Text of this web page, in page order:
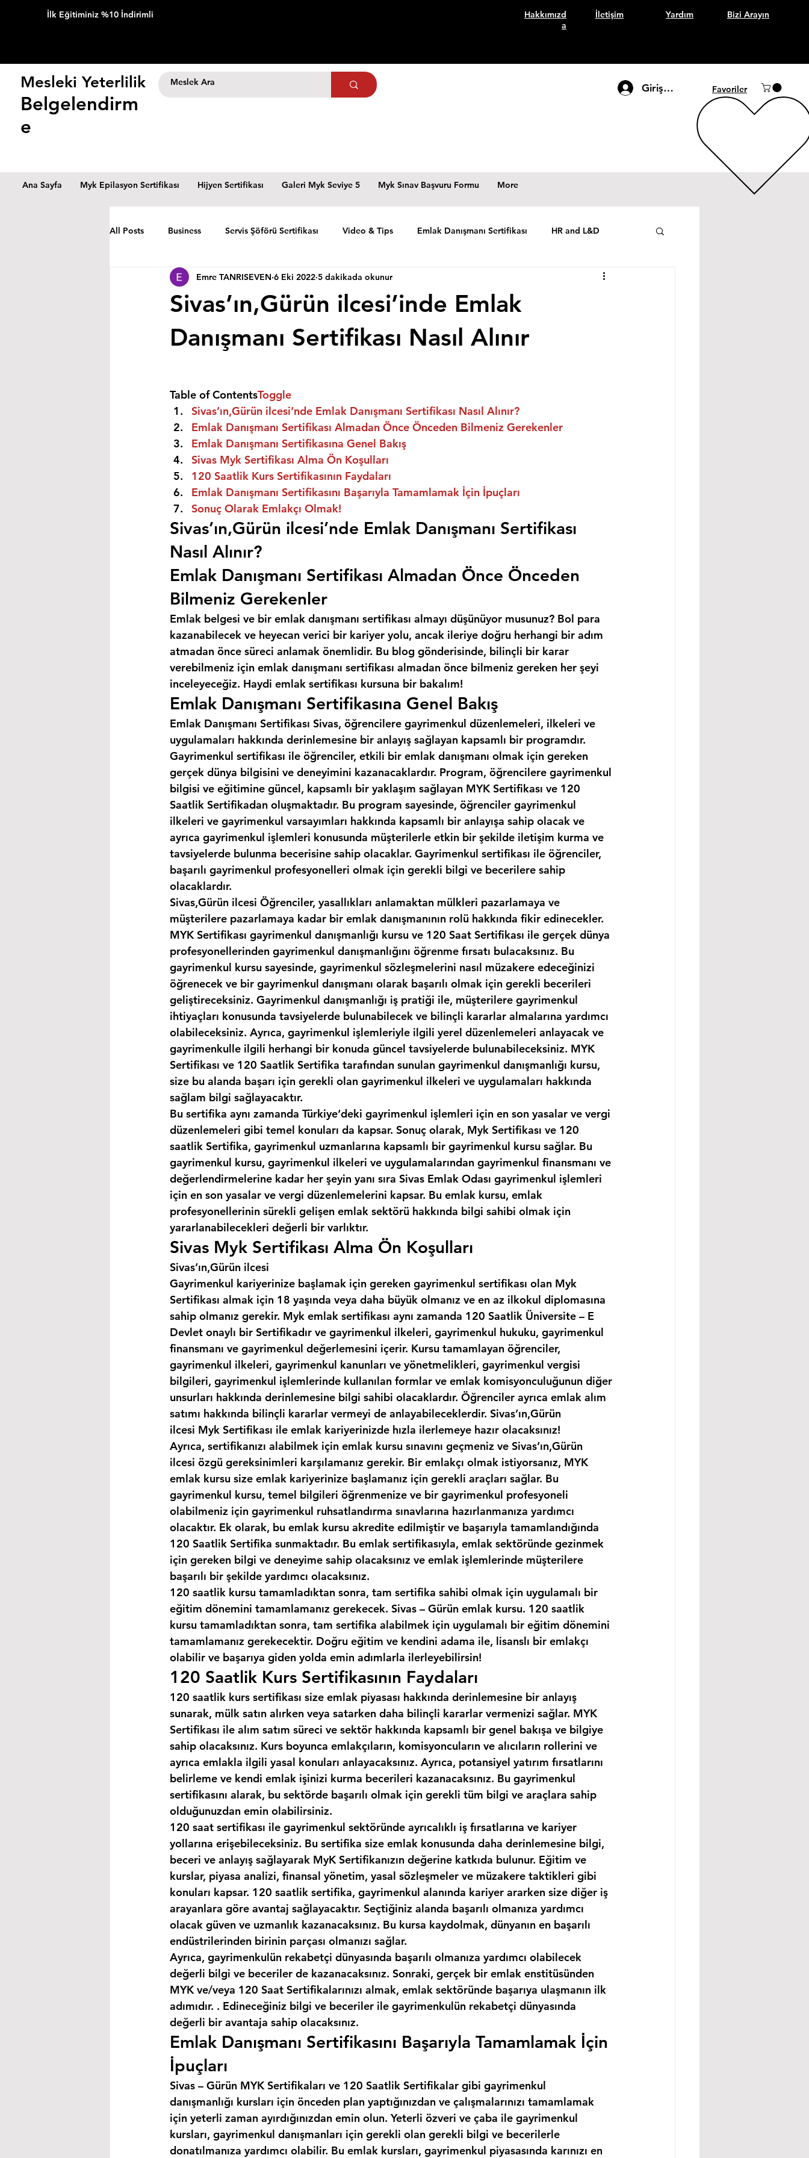
İlk Eğitiminiz %10 İndirimli
Hakkımızd
a
İletişim Yardım Bizi Arayın
Mesleki Yeterlilik
Belgelendirm
e
Giriş Yap Favoriler
Ana Sayfa Myk Epilasyon Sertifikası Hijyen Sertifikası Galeri Myk Seviye 5 Myk Sınav Başvuru Formu More
All Posts Business Servis Şöförü Sertifikası Video & Tips Emlak Danışmanı Sertifikası HR and L&D
Sivas’ın,Gürün ilcesi’inde Emlak
Danışmanı Sertifikası Nasıl Alınır
Emre TANRISEVEN 6 Eki 2022 5 dakikada okunur
Table of ContentsToggle
Sivas’ın,Gürün ilcesi’nde Emlak Danışmanı Sertifikası Nasıl Alınır?
Emlak Danışmanı Sertifikası Almadan Önce Önceden Bilmeniz Gerekenler
Emlak Danışmanı Sertifikasına Genel Bakış
Sivas Myk Sertifikası Alma Ön Koşulları
120 Saatlik Kurs Sertifikasının Faydaları
Emlak Danışmanı Sertifikasını Başarıyla Tamamlamak İçin İpuçları
Sonuç Olarak Emlakçı Olmak!
Sivas’ın,Gürün ilcesi’nde Emlak Danışmanı Sertifikası
Nasıl Alınır?
Emlak Danışmanı Sertifikası Almadan Önce Önceden
Bilmeniz Gerekenler
Emlak belgesi ve bir emlak danışmanı sertifikası almayı düşünüyor musunuz? Bol para
kazanabilecek ve heyecan verici bir kariyer yolu, ancak ileriye doğru herhangi bir adım
atmadan önce süreci anlamak önemlidir. Bu blog gönderisinde, bilinçli bir karar
verebilmeniz için emlak danışmanı sertifikası almadan önce bilmeniz gereken her şeyi
inceleyeceğiz. Haydi emlak sertifikası kursuna bir bakalım!
Emlak Danışmanı Sertifikasına Genel Bakış
Emlak Danışmanı Sertifikası Sivas, öğrencilere gayrimenkul düzenlemeleri, ilkeleri ve
uygulamaları hakkında derinlemesine bir anlayış sağlayan kapsamlı bir programdır.
Gayrimenkul sertifikası ile öğrenciler, etkili bir emlak danışmanı olmak için gereken
gerçek dünya bilgisini ve deneyimini kazanacaklardır. Program, öğrencilere gayrimenkul
bilgisi ve eğitimine güncel, kapsamlı bir yaklaşım sağlayan MYK Sertifikası ve 120
Saatlik Sertifikadan oluşmaktadır. Bu program sayesinde, öğrenciler gayrimenkul
ilkeleri ve gayrimenkul varsayımları hakkında kapsamlı bir anlayışa sahip olacak ve
ayrıca gayrimenkul işlemleri konusunda müşterilerle etkin bir şekilde iletişim kurma ve
tavsiyelerde bulunma becerisine sahip olacaklar. Gayrimenkul sertifikası ile öğrenciler,
başarılı gayrimenkul profesyonelleri olmak için gerekli bilgi ve becerilere sahip
olacaklardır.
Sivas,Gürün ilcesi Öğrenciler, yasallıkları anlamaktan mülkleri pazarlamaya ve
müşterilere pazarlamaya kadar bir emlak danışmanının rolü hakkında fikir edinecekler.
MYK Sertifikası gayrimenkul danışmanlığı kursu ve 120 Saat Sertifikası ile gerçek dünya
profesyonellerinden gayrimenkul danışmanlığını öğrenme fırsatı bulacaksınız. Bu
gayrimenkul kursu sayesinde, gayrimenkul sözleşmelerini nasıl müzakere edeceğinizi
öğrenecek ve bir gayrimenkul danışmanı olarak başarılı olmak için gerekli becerileri
geliştireceksiniz. Gayrimenkul danışmanlığı iş pratiği ile, müşterilere gayrimenkul
ihtiyaçları konusunda tavsiyelerde bulunabilecek ve bilinçli kararlar almalarına yardımcı
olabileceksiniz. Ayrıca, gayrimenkul işlemleriyle ilgili yerel düzenlemeleri anlayacak ve
gayrimenkulle ilgili herhangi bir konuda güncel tavsiyelerde bulunabileceksiniz. MYK
Sertifikası ve 120 Saatlik Sertifika tarafından sunulan gayrimenkul danışmanlığı kursu,
size bu alanda başarı için gerekli olan gayrimenkul ilkeleri ve uygulamaları hakkında
sağlam bilgi sağlayacaktır.
Bu sertifika aynı zamanda Türkiye‘deki gayrimenkul işlemleri için en son yasalar ve vergi
düzenlemeleri gibi temel konuları da kapsar. Sonuç olarak, Myk Sertifikası ve 120
saatlik Sertifika, gayrimenkul uzmanlarına kapsamlı bir gayrimenkul kursu sağlar. Bu
gayrimenkul kursu, gayrimenkul ilkeleri ve uygulamalarından gayrimenkul finansmanı ve
değerlendirmelerine kadar her şeyin yanı sıra Sivas Emlak Odası gayrimenkul işlemleri
için en son yasalar ve vergi düzenlemelerini kapsar. Bu emlak kursu, emlak
profesyonellerinin sürekli gelişen emlak sektörü hakkında bilgi sahibi olmak için
yararlanabilecekleri değerli bir varlıktır.
Sivas Myk Sertifikası Alma Ön Koşulları
Sivas’ın,Gürün ilcesi
Gayrimenkul kariyerinize başlamak için gereken gayrimenkul sertifikası olan Myk
Sertifikası almak için 18 yaşında veya daha büyük olmanız ve en az ilkokul diplomasına
sahip olmanız gerekir. Myk emlak sertifikası aynı zamanda 120 Saatlik Üniversite – E
Devlet onaylı bir Sertifikadır ve gayrimenkul ilkeleri, gayrimenkul hukuku, gayrimenkul
finansmanı ve gayrimenkul değerlemesini içerir. Kursu tamamlayan öğrenciler,
gayrimenkul ilkeleri, gayrimenkul kanunları ve yönetmelikleri, gayrimenkul vergisi
bilgileri, gayrimenkul işlemlerinde kullanılan formlar ve emlak komisyonculuğunun diğer
unsurları hakkında derinlemesine bilgi sahibi olacaklardır. Öğrenciler ayrıca emlak alım
satımı hakkında bilinçli kararlar vermeyi de anlayabileceklerdir. Sivas’ın,Gürün
ilcesi Myk Sertifikası ile emlak kariyerinizde hızla ilerlemeye hazır olacaksınız!
Ayrıca, sertifikanızı alabilmek için emlak kursu sınavını geçmeniz ve Sivas’ın,Gürün
ilcesi özgü gereksinimleri karşılamanız gerekir. Bir emlakçı olmak istiyorsanız, MYK
emlak kursu size emlak kariyerinize başlamanız için gerekli araçları sağlar. Bu
gayrimenkul kursu, temel bilgileri öğrenmenize ve bir gayrimenkul profesyoneli
olabilmeniz için gayrimenkul ruhsatlandırma sınavlarına hazırlanmanıza yardımcı
olacaktır. Ek olarak, bu emlak kursu akredite edilmiştir ve başarıyla tamamlandığında
120 Saatlik Sertifika sunmaktadır. Bu emlak sertifikasıyla, emlak sektöründe gezinmek
için gereken bilgi ve deneyime sahip olacaksınız ve emlak işlemlerinde müşterilere
başarılı bir şekilde yardımcı olacaksınız.
120 saatlik kursu tamamladıktan sonra, tam sertifika sahibi olmak için uygulamalı bir
eğitim dönemini tamamlamanız gerekecek. Sivas – Gürün emlak kursu. 120 saatlik
kursu tamamladıktan sonra, tam sertifika alabilmek için uygulamalı bir eğitim dönemini
tamamlamanız gerekecektir. Doğru eğitim ve kendini adama ile, lisanslı bir emlakçı
olabilir ve başarıya giden yolda emin adımlarla ilerleyebilirsin!
120 Saatlik Kurs Sertifikasının Faydaları
120 saatlik kurs sertifikası size emlak piyasası hakkında derinlemesine bir anlayış
sunarak, mülk satın alırken veya satarken daha bilinçli kararlar vermenizi sağlar. MYK
Sertifikası ile alım satım süreci ve sektör hakkında kapsamlı bir genel bakışa ve bilgiye
sahip olacaksınız. Kurs boyunca emlakçıların, komisyoncuların ve alıcıların rollerini ve
ayrıca emlakla ilgili yasal konuları anlayacaksınız. Ayrıca, potansiyel yatırım fırsatlarını
belirleme ve kendi emlak işinizi kurma becerileri kazanacaksınız. Bu gayrimenkul
sertifikasını alarak, bu sektörde başarılı olmak için gerekli tüm bilgi ve araçlara sahip
olduğunuzdan emin olabilirsiniz.
120 saat sertifikası ile gayrimenkul sektöründe ayrıcalıklı iş fırsatlarına ve kariyer
yollarına erişebileceksiniz. Bu sertifika size emlak konusunda daha derinlemesine bilgi,
beceri ve anlayış sağlayarak MyK Sertifikanızın değerine katkıda bulunur. Eğitim ve
kurslar, piyasa analizi, finansal yönetim, yasal sözleşmeler ve müzakere taktikleri gibi
konuları kapsar. 120 saatlik sertifika, gayrimenkul alanında kariyer ararken size diğer iş
arayanlara göre avantaj sağlayacaktır. Seçtiğiniz alanda başarılı olmanıza yardımcı
olacak güven ve uzmanlık kazanacaksınız. Bu kursa kaydolmak, dünyanın en başarılı
endüstrilerinden birinin parçası olmanızı sağlar.
Ayrıca, gayrimenkulün rekabetçi dünyasında başarılı olmanıza yardımcı olabilecek
değerli bilgi ve beceriler de kazanacaksınız. Sonraki, gerçek bir emlak enstitüsünden
MYK ve/veya 120 Saat Sertifikalarınızı almak, emlak sektöründe başarıya ulaşmanın ilk
adımıdır. . Edineceğiniz bilgi ve beceriler ile gayrimenkulün rekabetçi dünyasında
değerli bir avantaja sahip olacaksınız.
Emlak Danışmanı Sertifikasını Başarıyla Tamamlamak İçin
İpuçları
Sivas – Gürün MYK Sertifikaları ve 120 Saatlik Sertifikalar gibi gayrimenkul
danışmanlığı kursları için önceden plan yaptığınızdan ve çalışmalarınızı tamamlamak
için yeterli zaman ayırdığınızdan emin olun. Yeterli özveri ve çaba ile gayrimenkul
kursları, gayrimenkul danışmanları için gerekli olan gerekli bilgi ve becerilerle
donatılmanıza yardımcı olabilir. Bu emlak kursları, gayrimenkul piyasasında karınızı en